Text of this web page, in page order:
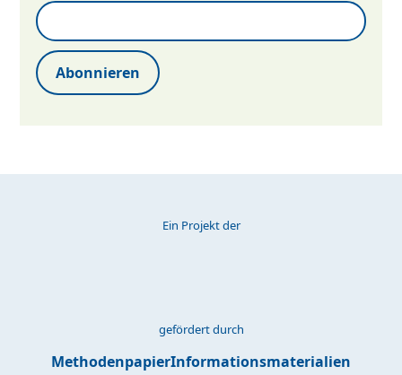
Ein Projekt der
gefördert durch
MethodenpapierInformationsmaterialien